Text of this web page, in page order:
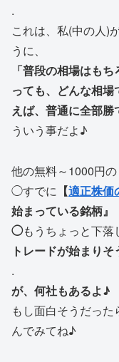
.
これは、私(中の人)
うに、
「普段の相場はも
っても、どんな相場
えば、普通に全部勝
ういう事だよ♪
他の無料～1000円の
◯すでに 【適正株価
始まっている銘柄』
◯もうちょっと下落
トレードが始まりそ
.
が、何社もあるよ♪
もし面白そうだっ
んでみてね♪